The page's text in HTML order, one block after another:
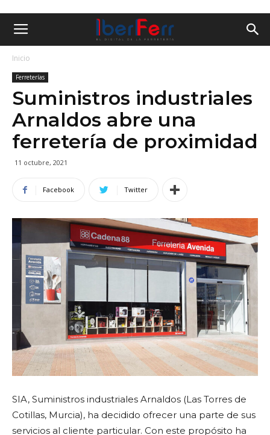
Inicio
Ferreterías
Suministros industriales
Arnaldos abre una
ferretería de proximidad
11 octubre, 2021
Facebook Twitter
SIA, Suministros industriales Arnaldos (Las Torres de
Cotillas, Murcia), ha decidido ofrecer una parte de sus
servicios al cliente particular. Con este propósito ha